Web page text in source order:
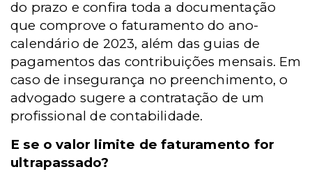
do prazo e confira toda a documentação
que comprove o faturamento do ano-
calendário de 2023, além das guias de
pagamentos das contribuições mensais. Em
caso de insegurança no preenchimento, o
advogado sugere a contratação de um
profissional de contabilidade.
E se o valor limite de faturamento for
ultrapassado?